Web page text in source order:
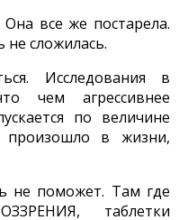
все же постарела.
не сложилась.
Исследования в
чем агрессивнее
по величине
в жизни,
не поможет. Там где
таблетки